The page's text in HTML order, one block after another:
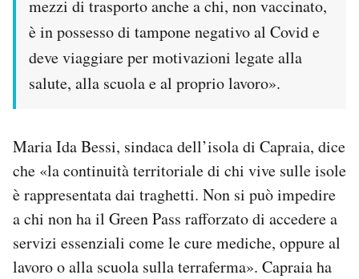
mezzi di trasporto anche a chi, non vaccinato,
è in possesso di tampone negativo al Covid e
deve viaggiare per motivazioni legate alla
salute, alla scuola e al proprio lavoro».
Maria Ida Bessi, sindaca dell’isola di Capraia, dice
che «la continuità territoriale di chi vive sulle isole
è rappresentata dai traghetti. Non si può impedire
a chi non ha il Green Pass rafforzato di accedere a
servizi essenziali come le cure mediche, oppure al
lavoro o alla scuola sulla terraferma». Capraia ha